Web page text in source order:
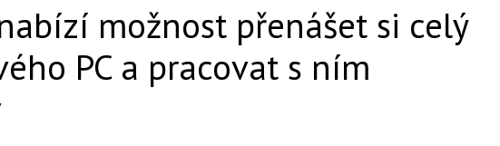
možnost přenášet si celý
PC a pracovat s ním